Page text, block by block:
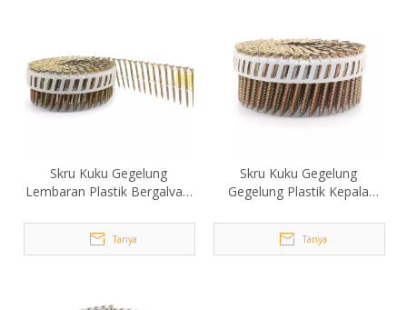
Skru Kuku Gegelung
Lembaran Plastik Bergalvani
Tanya
Skru Kuku Gegelung
Gegelung Plastik Kepala
2.8x50mm
Tanya